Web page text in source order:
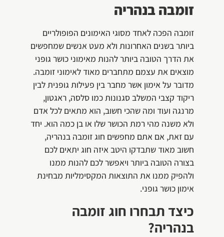
זומבה בנהריה
זומבה הפכה לאחד מסוגי האימונים הפופולריים
ביותר בשנים האחרונות ולא מעט אנשים שמחפשים
את הדרך הטובה ביותר להנות מאימוני כושר גופני
מוצאים את עצמם מתחברים מאוד לאימוני זומבה.
מדובר על אימון אשר מחבר בין פעילות גופנית לבין
ריקוד קצבי המשלב סגנונות כמו סלסה, ראגטון,
מרנגה ועוד ומה שהכי חשוב, הוא מתאים לכל אדם
ולא משנה מהי רמת הכושר שלו או בן כמה הוא. יחד
עם זאת, אם אתם מחפשים חוג זומבה בנהריה,
חשוב מאוד שתבדקו היטב איזה חוג יתאים לכם
בצורה הטובה ביותר ויאפשר לכם להנות ממנו
ולהפיק ממנו את התוצאות המקסימליות מבחינת
אימון כושר גופני.
כיצד תבחרו חוג זומבה
בנהריה?